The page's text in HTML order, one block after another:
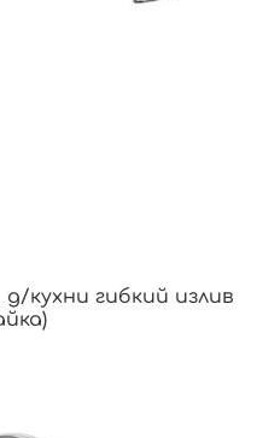
кухни гибкий излив